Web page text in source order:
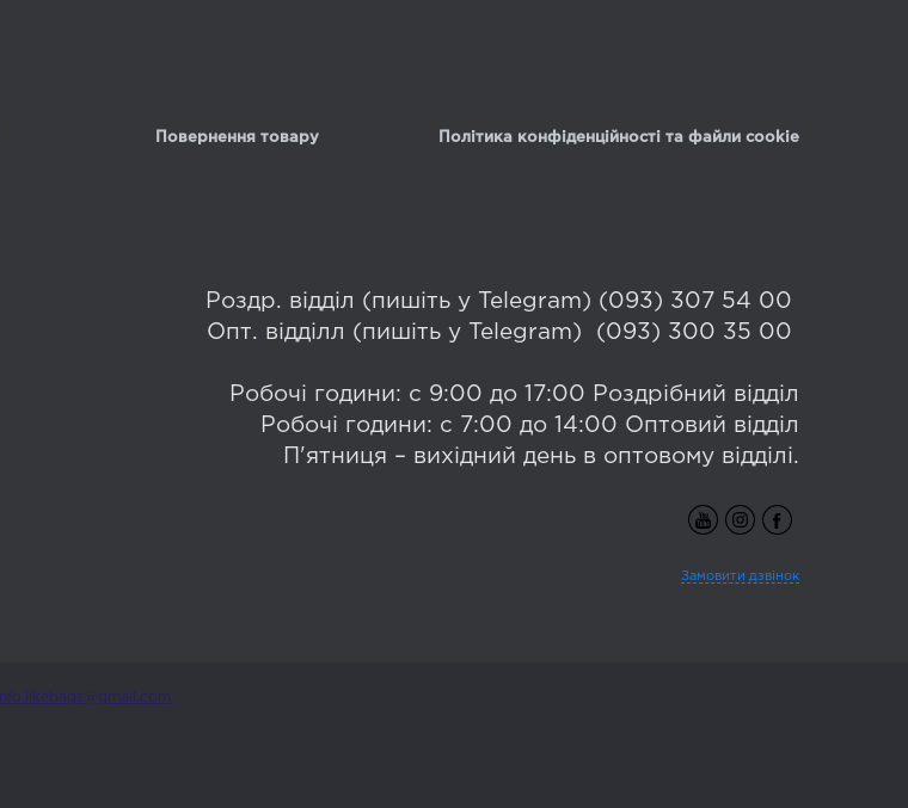
Повернення товару Політика конфіденційності та файли cookie
Роздр. відділ (пишіть у Telegram) (093) 307 54 00
Опт. відділл (пишіть у Telegram) (093) 300 35 00
Робочі години: с 9:00 до 17:00 Роздрібний відділ
Робочі години: с 7:00 до 14:00 Оптовий відділ
П'ятниця – вихідний день в оптовому відділі.
Замовити дзвінок
info.likebags@gmail.com